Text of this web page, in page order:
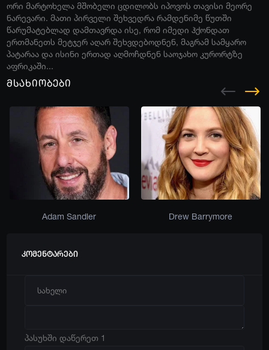
ორი მარტოხელა მშობელი ცდილობს იპოვოს თავისი მეორე
ნარევარი. მათი პირველი შეხვედრა რამდენიმე წუთში
წარუმატებლად დამთავრდა ისე, რომ იმედი ჰქონდათ
ერთმანეთს მეტჯერ აღარ შეხვდებოდნენ, მაგრამ სამყარო
პატარაა და ისინი ერთად აღმოჩდნენ საოჯახო კურორტზე
აფრიკაში...
მსახიობები
Adam Sandler Drew Barrymore
კომენტარები
პასუხში დაწერეთ 1